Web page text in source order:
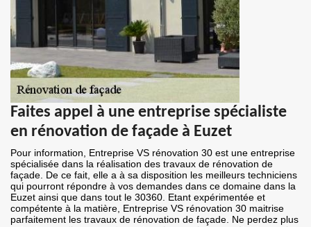
Faites appel à une entreprise spécialiste
en rénovation de façade à Euzet
Pour information, Entreprise VS rénovation 30 est une entreprise
spécialisée dans la réalisation des travaux de rénovation de
façade. De ce fait, elle a à sa disposition les meilleurs techniciens
qui pourront répondre à vos demandes dans ce domaine dans la
Euzet ainsi que dans tout le 30360. Etant expérimentée et
compétente à la matière, Entreprise VS rénovation 30 maitrise
parfaitement les travaux de rénovation de façade. Ne perdez plus